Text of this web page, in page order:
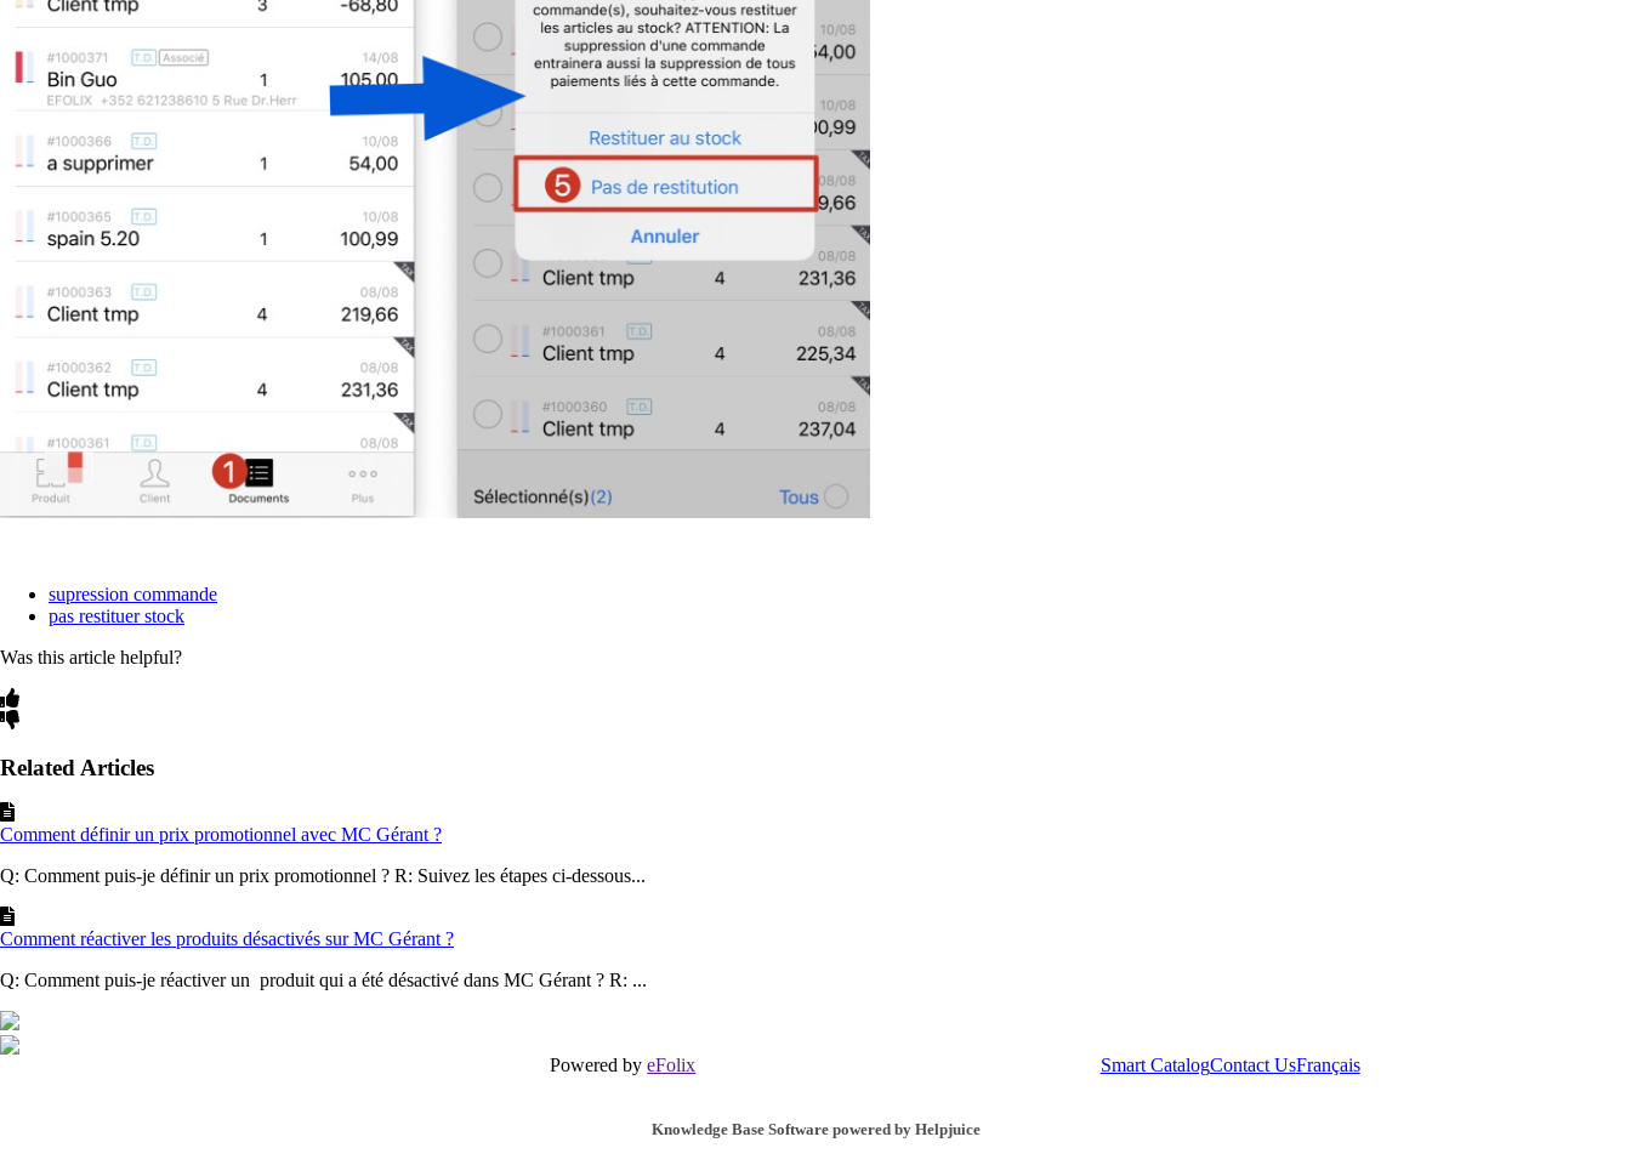
supression commande
pas restituer stock
Was this article helpful?
Related Articles
Comment définir un prix promotionnel avec MC Gérant ?
Q: Comment puis-je définir un prix promotionnel ? R: Suivez les étapes ci-dessous...
Comment réactiver les produits désactivés sur MC Gérant ?
Q: Comment puis-je réactiver un produit qui a été désactivé dans MC Gérant ? R: ...
Powered byeFolix Smart CatalogContact UsFrançais
Knowledge Base Software powered by Helpjuice